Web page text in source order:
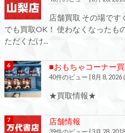
店舗買取 その場です
でも買取OK！ 使わなくなったも
ただくだけ...
■おもちゃコーナー
40件のビュー 8月 8, 2026
★買取情報★
店舗情報